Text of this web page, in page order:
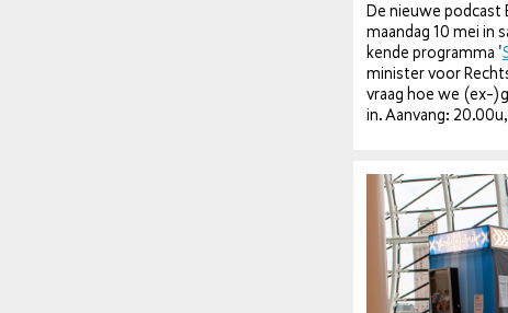
De nieuwe podcast
maandag 10 mei in
ken­de programma '
minister voor
vraag hoe we (ex-
in. Aanvang: